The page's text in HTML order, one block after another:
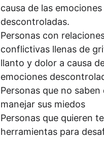
causa de las emociones
descontroladas.
Personas con
conflictivas llenas de
llanto y dolor a causa
emociones
Personas que no saben
manejar sus miedos
Personas que quieren
herramientas para